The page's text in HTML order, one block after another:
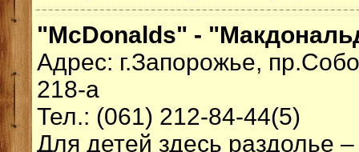
"McDonalds" -
Адрес: г.Запорожье,
218-а
Тел.: (061) 212-84-44(5)
Для детей здесь раздолье